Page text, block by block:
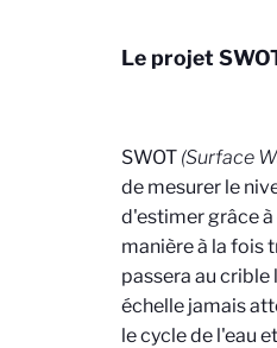
Le projet
SWOT (Surface
de mesurer le
d'estimer grâce
manière à la fois
passera au crible
échelle jamais
le cycle de l'eau